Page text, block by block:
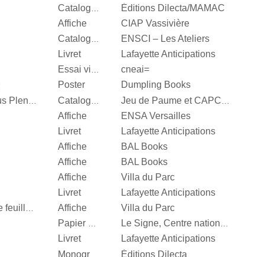
Catalogue d’exposition
Éditions Dilecta/MAMAC
Affiche
CIAP Vassivière
Catalogue d’exposition
ENSCI – Les Ateliers
Livret
Lafayette Anticipations
Essai visuel
cneai=
Poster
Dumpling Books
Affiche
ENSA Versailles
Livret
Lafayette Anticipations
Affiche
BAL Books
Affiche
BAL Books
Affiche
Villa du Parc
Livret
Lafayette Anticipations
Quand je n’aurai plus de feuille, […] Affiche
Villa du Parc
Papier d’emballage Le Signe, Centre national du graphisme
Livret
Lafayette Anticipations
Éditions Dilecta